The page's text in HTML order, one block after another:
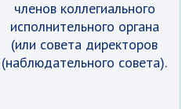
членов коллегиального
исполнительного органа
(или совета директоров
(наблюдательного совета).